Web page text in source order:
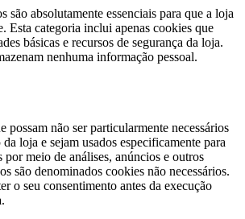
são absolutamente essenciais para que a loja
Esta categoria inclui apenas cookies que
básicas e recursos de segurança da loja.
nenhuma informação pessoal.
possam não ser particularmente necessários
loja e sejam usados especificamente para
por meio de análises, anúncios e outros
são denominados cookies não necessários.
o seu consentimento antes da execução